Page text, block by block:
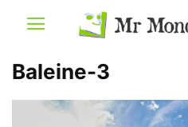
Baleine-3